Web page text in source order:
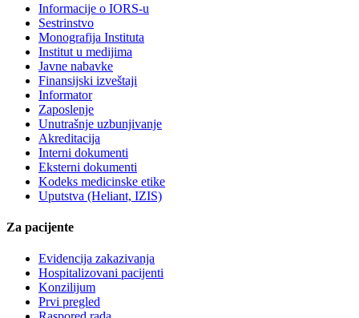
Informacije o IORS-u
Sestrinstvo
Monografija Instituta
Institut u medijima
Javne nabavke
Finansijski izveštaji
Informator
Zaposlenje
Unutrašnje uzbunjivanje
Akreditacija
Interni dokumenti
Eksterni dokumenti
Kodeks medicinske etike
Uputstva (Heliant, IZIS)
Za pacijente
Evidencija zakazivanja
Hospitalizovani pacijenti
Konzilijum
Prvi pregled